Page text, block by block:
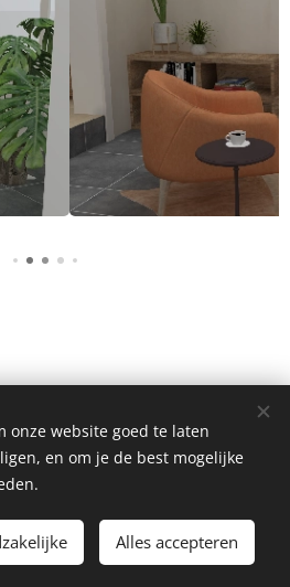
Sosu
Jolijn & Nele Deceulaer
doorWebnode Cookies
onze website goed te laten
en om je de best mogelijke
Alles accepteren